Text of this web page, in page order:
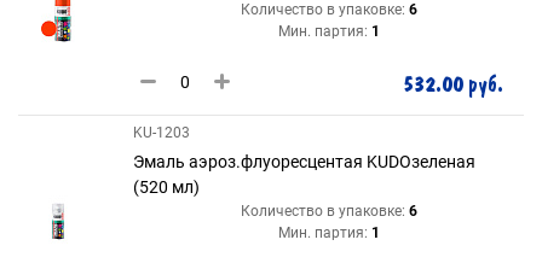
Количество в упаковке: 6
Мин. партия: 1
532.00 руб.
KU-1203
Эмаль аэроз.флуоресцентая KUDOзеленая
(520 мл)
Количество в упаковке: 6
Мин. партия: 1